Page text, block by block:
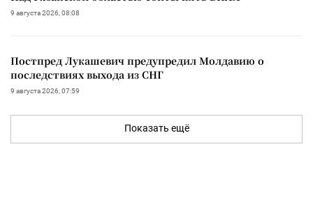
9 августа 2026, 08:08
Постпред Лукашевич предупредил Молдавию о
последствиях выхода из СНГ
9 августа 2026, 07:59
Показать ещё